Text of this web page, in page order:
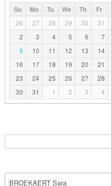
Su Mo Tu We Th Fr
26 27 28 29 30 31
2
3 4 5 6 7
9
10 11 12 13 14
16
17 18 19 20 21
23
24 25 26 27 28
30
31 1 2 3 4